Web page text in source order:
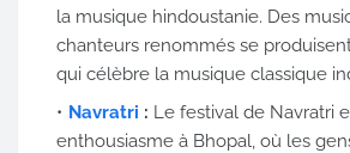
la musique hindoustanie. Des
chanteurs renommés se
qui célèbre la musique classique
Navratri : Le festival de Navratri
enthousiasme à Bhopal, où les